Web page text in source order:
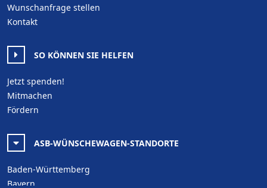
Wunschanfrage stellen
Kontakt
SO KÖNNEN SIE HELFEN
Jetzt spenden!
Mitmachen
Fördern
ASB-WÜNSCHEWAGEN-STANDORTE
Baden-Württemberg
Bayern